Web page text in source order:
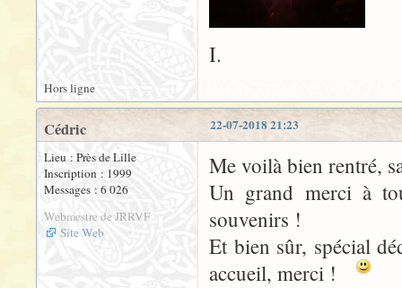
I.
Hors ligne
22-07-2018 21:23
Cédric
Lieu : Près de Lille
Inscription : 1999
Messages : 6 026
Webmestre de JRRVF
Site Web
Me voilà bien rentré,
Un grand merci à
souvenirs !
Et bien sûr, spécial
accueil, merci !